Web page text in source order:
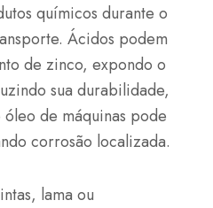
químicos durante o
Ácidos podem
de zinco, expondo o
sua durabilidade,
óleo de máquinas pode
corrosão localizada.
lama ou